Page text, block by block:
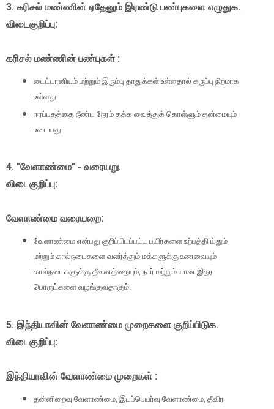
3. கரிசல் மண்ணின் ஏதேனும் இரண்டு பண்புகளை எழுதுக.
விடைகுறிப்பு:
கரிசல் மண்ணின் பண்புகள் :
டைட்டானியம் மற்றும் இரும்பு தாதுக்கள் உள்ளதால் கருப்பு நிறமாக
உள்ளது.
ஈரப்பதத்தை நீண்ட நேரம் தக்க வைத்துக் கொள்ளும் தன்மையும்
உடையது.
4. "வேளாண்மை" - வரையறு.
விடைகுறிப்பு:
வேளாண்மை வரையறை:
வேளாண்மை என்பது குறிப்பிடப்பட்ட பயிர்களை உற்பத்தி ய்தும்
மற்றும் கால்நடைகளை வளர்த்தும் மக்களுக்கு உணவையும்
கால்நடைகளுக்கு தீவனத்தையும், நார் மற்றும் யான இதர
பொருட்களை வழங்குவதாகும்.
5. இந்தியாவின் வேளாண்மை முறைகளை குறிப்பிடுக.
விடைகுறிப்பு:
இந்தியாவின் வேளாண்மை முறைகள் :
தன்னிறைவு வேளாண்மை, இடப்பெயர்வு வேளாண்மை, தீவிர